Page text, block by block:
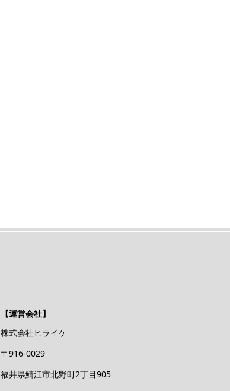
【運営会社】
株式会社ヒライケ
〒916-0029
福井県鯖江市北野町2丁目905